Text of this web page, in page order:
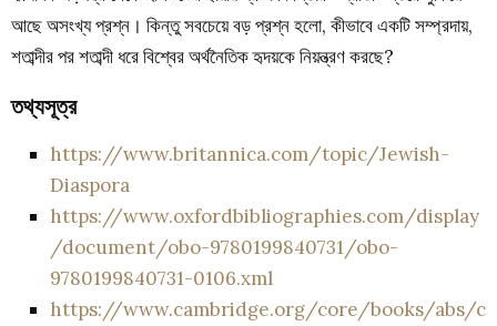
আছে অসংখ্য প্রশ্ন। কিন্তু সবচেয়ে বড় প্রশ্ন হলো, কীভাবে একটি সম্প্রদায়,
শতাব্দীর পর শতাব্দী ধরে বিশ্বের অর্থনৈতিক হৃদয়কে নিয়ন্ত্রণ করছে?
তথ্যসূত্র
https://www.britannica.com/topic/Jewish-
Diaspora
https://www.oxfordbibliographies.com/display
/document/obo-9780199840731/obo-
9780199840731-0106.xml
https://www.cambridge.org/core/books/abs/c